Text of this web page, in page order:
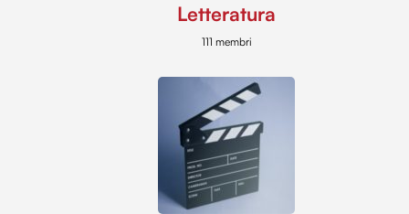
Letteratura
111 membri